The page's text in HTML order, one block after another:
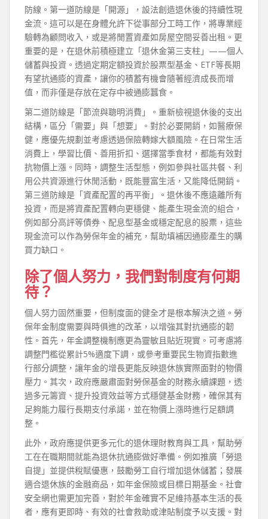
防線。第一道防線是「開源」，設法創造退休後的持續性現
金流。這可以是在身體允許下從事部分工時工作，將專業經
驗轉為顧問收入，或是將閒置資產如房屋空間妥善出租。更
重要的是，在退休前積極建立「退休金第三支柱」——個人
儲蓄與投資。透過定期定額投資於股票型基金、ETF等長期
有望抗通膨的資產，讓你的積蓄有機會隨著經濟成長而增
值，而非僅是存放在定存中被通膨蠶食。
第二道防線是「節流與聰明消費」。重新檢視退休後的支出
結構，區分「需要」與「想要」。對於必要開銷，如醫療保
健，應優先規劃並考慮透過保險轉嫁大額風險。在日常生活
消費上，學習比價、善用折扣、選擇當季食材，都能有效對
抗物價上漲。同時，調整生活型態，例如參與社區共餐、利
用公共資源進行休閒活動，既能豐富生活，又能降低開銷。
第三道防線是「資產配置的再平衡」。退休後不應遠離所有
投資，而是將資產配置轉向更穩健、能產生現金流的組合，
例如部分高評等債券、配息型基金或穩定配息的股票，這些
現金流可以作為勞保年金的補充，幫助填補因通膨產生的購
買力缺口。
除了個人努力，我們對制度有何期
待？
個人努力固然重要，但制度面的健全才是根本解決之道。勞
保年金制度需要與時俱進的改革，以增強其對抗通膨的韌
性。首先，年金調整機制應更為靈敏且貼近現實。可考慮將
調整門檻從累計5%適度下調，或參考重要民生物資指數進
行部分調整，讓年金的增長更能反映退休族實際面對的物價
壓力。其次，政府應嚴肅面對勞保基金的財務永續課題，透
過多元籌資、提升投資效益等方式穩健基金財務，確保其有
足夠能力履行長期支付承諾，並在物價上漲時進行足額調
整。
此外，政府應提供更多元化的退休理財教育與工具，幫助勞
工在在職期間就能為退休抗通膨做好準備。例如推廣「勞退
自提」並提供稅賦優惠，鼓勵勞工自行增加退休儲蓄；發展
適合退休族的金融商品，如年金保險或目標日期基金。社會
安全網也需更加完善，對於年金確實不足維持基本生活的長
者，應有更即時、有效的社會救助或津貼制度予以支援。對